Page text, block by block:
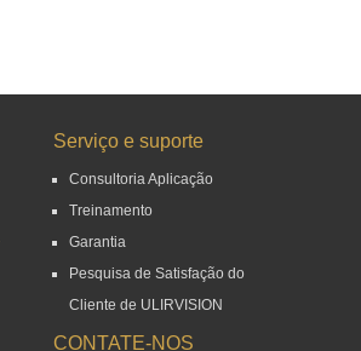
Serviço e suporte
Consultoria Aplicação
Treinamento
Garantia
Pesquisa de Satisfação do
Cliente de ULIRVISION
CONTATE-NOS